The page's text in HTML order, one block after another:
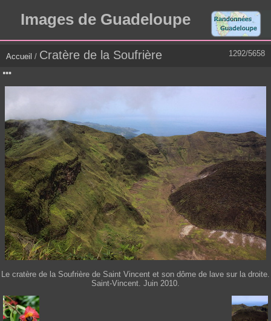
Images de Guadeloupe
1292/5658
Accueil / Cratère de la Soufrière
Le cratère de la Soufrière de Saint Vincent et son dôme de lave sur la droite.
Saint-Vincent. Juin 2010.